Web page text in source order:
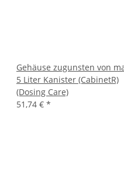
Gehäuse zugunsten von
5 Liter Kanister (CabinetR)
(Dosing Care)
51,74 € *